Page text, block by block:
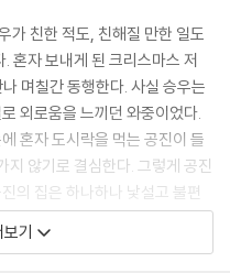
박하는 듯한 형사들과 왜 다른
한 듯 쳐다보는 담임선생님의
진은 결국 입을 다물기로 했다.
아는 척해서 저도 인사만 한 거
정도는 할 수 있잖아요. 크리스마
가 친한 적도, 친해질 만한 일도
혼자 보내게 된 크리스마스 저
며칠간 동행한다. 사실 승우는
외로움을 느끼던 와중이었다.
혼자 도시락을 먹는 공진이 들
지 않기로 결심한다. 그렇게 공진
의 집은 하나하나 낯설고 불편
서 보내는 시간은 지금껏 한 번
기